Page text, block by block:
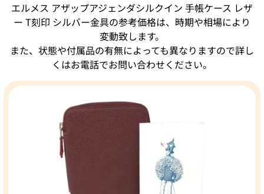
エルメス アザップアジェンダシルクイン 手帳ケース レザ
ー T刻印 シルバー金具の参考価格は、時期や相場により
変動致します。
また、状態や付属品の有無によっても異なりますので詳し
くはお電話でお問い合わせください。